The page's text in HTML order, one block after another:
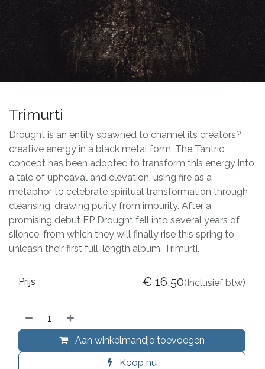
Trimurti
Drought is an entity spawned to channel its creators?
creative energy in a black metal form. The Tantric
concept has been adopted to transform this energy into
a tale of upheaval and elevation, using fire as a
metaphor to celebrate spiritual transformation through
cleansing, drawing purity from impurity. After a
promising debut EP Drought fell into several years of
silence, from which they will finally rise this spring to
unleash their first full-length album, Trimurti.
Aan winkelmandje toevoegen
Koop nu
Prijs € 16,50(Inclusief btw)